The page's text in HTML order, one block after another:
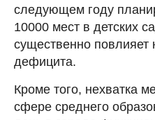
следующем году
10000 мест в детских
существенно
дефицита.
Кроме того, нехватка
сфере среднего